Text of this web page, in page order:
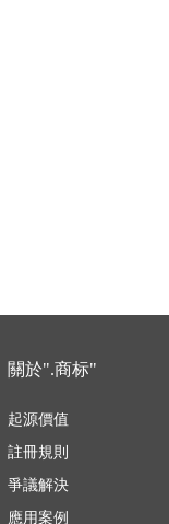
關於".商标"
起源價值
註冊規則
爭議解決
應用案例